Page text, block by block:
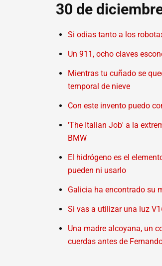
30 de
Si odias tanto a los
Un 911, ocho claves
Mientras tu cuñado se
temporal de nieve
Con este invento puedo
'The Italian Job' a la
BMW
El hidrógeno es el
pueden ni usarlo
Galicia ha encontrado su
Si vas a utilizar una luz
Una madre alcoyana, un
cuerdas antes de